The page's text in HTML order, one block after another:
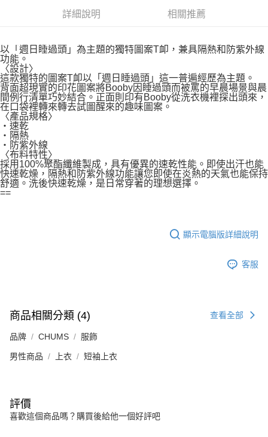
詳細說明 相關推薦
以「週日睡過頭」為主題的獨特圖案T卹，兼具隔熱和防紫外線
功能。
〈設計〉
這款獨特的圖案T卹以「週日睡過頭」這一普遍經歷為主題。
背面超現實的印花圖案將Booby因睡過頭而被罵的早晨場景與晨
間例行清單巧妙結合。正面則印有Booby從洗衣機裡探出頭來，
在口袋裡轉來轉去試圖醒來的趣味圖案。
〈產品規格〉
・速乾
・隔熱
・防紫外線
〈布料特性〉
採用100%聚酯纖維製成，具有優異的速乾性能。即使出汗也能
快速乾燥，隔熱和防紫外線功能讓您即使在炎熱的天氣也能保持
舒適。洗後快速乾燥，是日常穿著的理想選擇。
==
顯示電腦版詳細說明
客服
商品相關分類 (4) 查看全部
品牌 CHUMS 服飾
男性商品 上衣 短袖上衣
評價
喜歡這個商品嗎？購買後給他一個好評吧